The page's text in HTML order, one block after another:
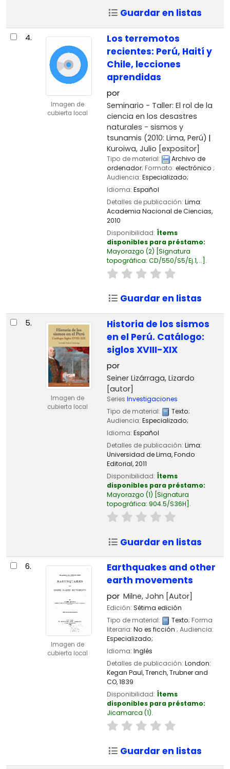
Guardar en listas
4.
Imagen de
cubierta local
Los terremotos
recientes: Perú, Haití y
Chile, lecciones
aprendidas
por
Seminario - Taller: El rol de la
ciencia en los desastres
naturales - sismos y
tsunamis (2010: Lima, Perú)
Kuroiwa, Julio [expositor]
Tipo de material:
Archivo de
ordenador; Formato: electrónico ;
Audiencia: Especializado;
Idioma: Español
Detalles de publicación: Lima:
Academia Nacional de Ciencias,
2010
Disponibilidad: Ítems
disponibles para préstamo:
Mayorazgo (2) Signatura
topográfica: CD/550/S5/Ej.1, .. .
Guardar en listas
5.
Imagen de
cubierta local
Historia de los sismos
en el Perú. Catálogo:
siglos XVIII-XIX
por
Seiner Lizárraga, Lizardo
[autor]
Series Investigaciones
Tipo de material:
Texto;
Audiencia: Especializado;
Idioma: Español
Detalles de publicación: Lima:
Universidad de Lima, Fondo
Editorial,2011
Disponibilidad: Ítems
disponibles para préstamo:
Mayorazgo (1) Signatura
topográfica: 904.5/S36H .
Guardar en listas
6.
Imagen de
cubierta local
Earthquakes and other
earth movements
por Milne, John [Autor]
Edición: Sétima edición
Tipo de material:
Texto; Forma
literaria: No es ficción ; Audiencia:
Especializado;
Idioma: Inglés
Detalles de publicación: London:
Kegan Paul, Trench, Trubner and
CO,1839
Disponibilidad: Ítems
disponibles para préstamo:
Jicamarca (1).
Guardar en listas